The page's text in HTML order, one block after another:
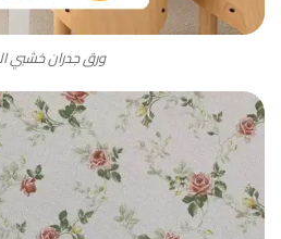
ورق جدران خشبي